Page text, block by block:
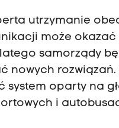
utrzymanie
może okazać
samorządy
nowych rozwiązań.
system oparty na
i